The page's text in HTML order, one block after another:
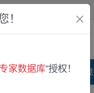
项目指南库 奖项
！
家数据库”授权！